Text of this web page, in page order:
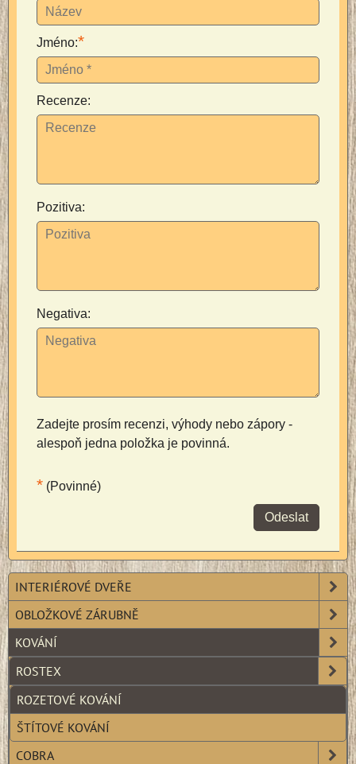
Jméno:*
Recenze:
Pozitiva:
Negativa:
Zadejte prosím recenzi, výhody nebo zápory -
alespoň jedna položka je povinná.
* (Povinné)
Odeslat
INTERIÉROVÉ DVEŘE
OBLOŽKOVÉ ZÁRUBNĚ
KOVÁNÍ
ROSTEX
ROZETOVÉ KOVÁNÍ
ŠTÍTOVÉ KOVÁNÍ
COBRA